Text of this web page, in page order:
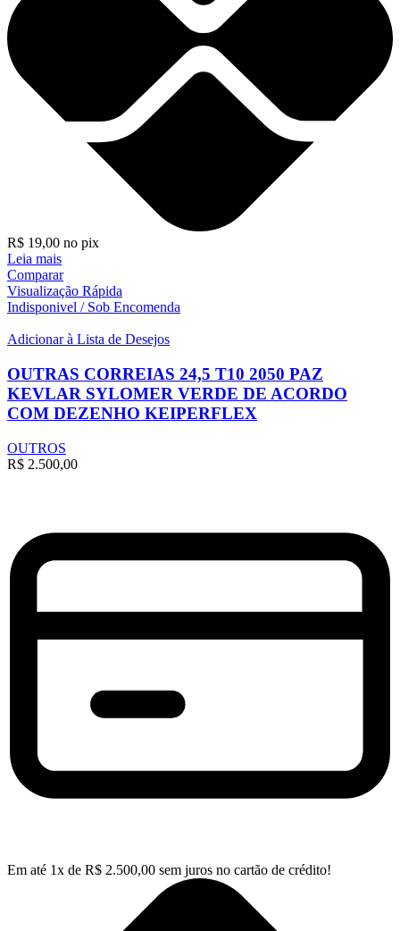
R$ 19,00 no pix
Leia mais
Comparar
Visualização Rápida
Indisponivel / Sob Encomenda
Adicionar à Lista de Desejos
OUTRAS CORREIAS 24,5 T10 2050 PAZ
KEVLAR SYLOMER VERDE DE ACORDO
COM DEZENHO KEIPERFLEX
OUTROS
R$ 2.500,00
Em até 1x de R$ 2.500,00 sem juros no cartão de crédito!